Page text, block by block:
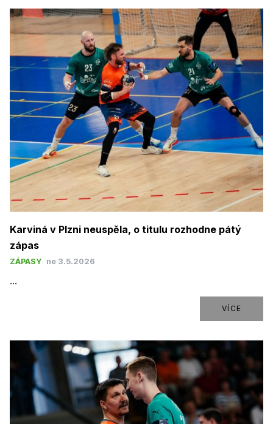
Karviná v Plzni neuspěla, o titulu rozhodne pátý
zápas
ZÁPASY ne 3.5.2026
...
VÍCE